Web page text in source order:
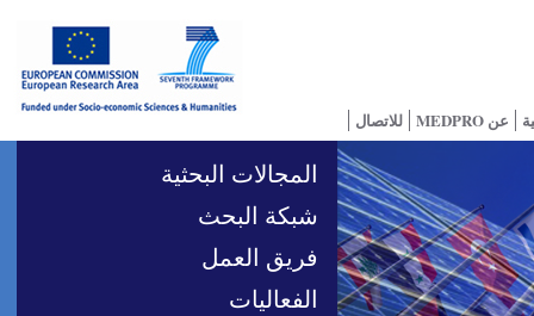
للاتصال
المجالات البحثية
شبكة البحث
فريق العمل
الفعاليات